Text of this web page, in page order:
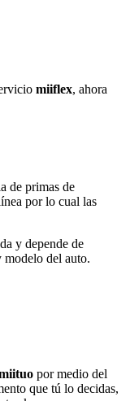
miiflex, ahora
de primas de
por lo cual las
y depende de
modelo del auto.
por medio del
que tú lo decidas,